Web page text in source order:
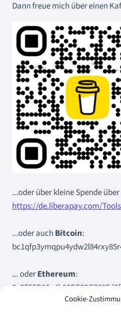
Cookie-
Dann freue mich über einen
...oder über kleine Spende über
https://de.liberapay.com/
...oder auch Bitcoin:
... oderEthereum: